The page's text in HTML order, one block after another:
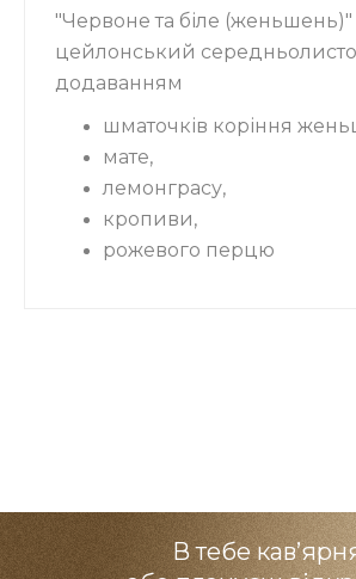
"Червоне та біле
цейлонський
додаванням
шматочків коріння
мате,
лемонграсу,
кропиви,
рожевого перцю
В тебе